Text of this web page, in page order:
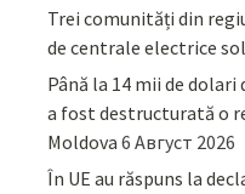
Trei comunități din
de centrale electrice
Până la 14 mii de dolari
a fost destructurată o
Moldova 6 Август 2026
În UE au răspuns la